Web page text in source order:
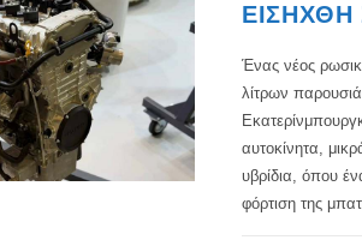
ΕΙΣΉΧΘΗ
Ένας νέος
λίτρων
αυτοκίνητα,
υβρίδια, όπου
φόρτιση της